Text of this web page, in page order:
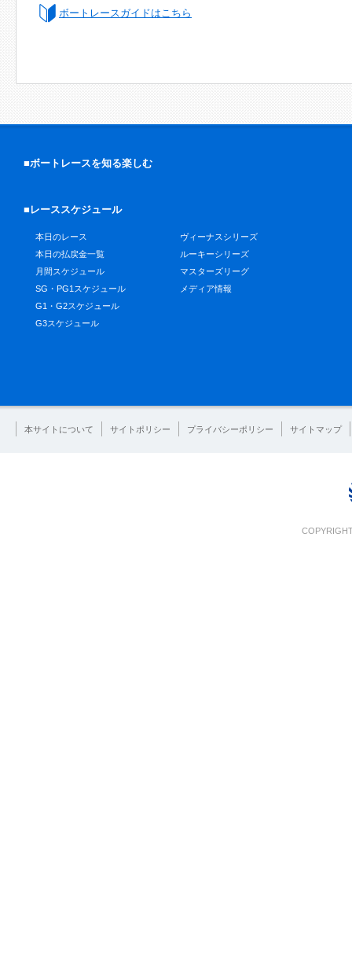
ボートレースガイドはこちら
■ボートレースを知る楽しむ
■レーススケジュール
本日のレース
本日の払戻金一覧
月間スケジュール
SG・PG1スケジュール
G1・G2スケジュール
G3スケジュール
ヴィーナスシリーズ
ルーキーシリーズ
マスターズリーグ
メディア情報
本サイトについて サイトポリシー プライバシーポリシー サイトマップ